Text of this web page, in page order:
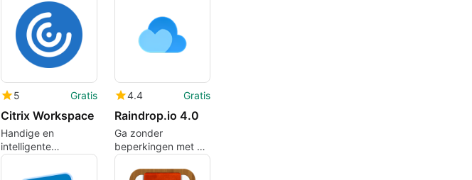
5 Gratis
Citrix Workspace
Handige en
intelligente
werkruimte
4.4 Gratis
Raindrop.io 4.0
Ga zonder
beperkingen met uw
bladwijzers